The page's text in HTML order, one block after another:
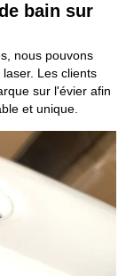
bain sur
nous pouvons
Les clients
sur l'évier afin
et unique.